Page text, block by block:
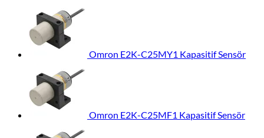
Omron E2K-C25MY1 Kapasitif Sensör
Omron E2K-C25MF1 Kapasitif Sensör